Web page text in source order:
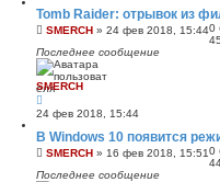
Tomb Raider: отрывок из
SMERCH » 24 фев 2018, 15:440
Последнее сообщение
SMERCH
24 фев 2018, 15:44
В Windows 10 появится
SMERCH » 16 фев 2018, 15:510
Последнее сообщение